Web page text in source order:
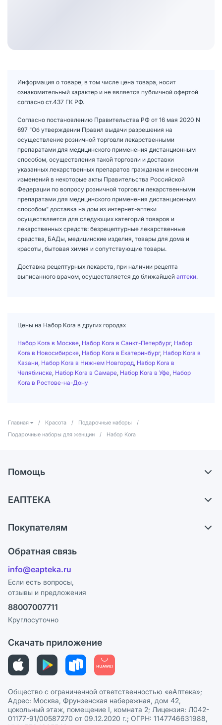
Информация о товаре, в том числе цена товара, носит
ознакомительный характер и не является публичной офертой
согласно ст.437 ГК РФ.
Согласно постановлению Правительства РФ от 16 мая 2020 N
697 "Об утверждении Правил выдачи разрешения на
осуществление розничной торговли лекарственными
препаратами для медицинского применения дистанционным
способом, осуществления такой торговли и доставки
указанных лекарственных препаратов гражданам и внесении
изменений в некоторые акты Правительства Российской
Федерации по вопросу розничной торговли лекарственными
препаратами для медицинского применения дистанционным
способом" доставка на дом из интернет-аптеки
осуществляется для следующих категорий товаров и
лекарственных средств: безрецептурные лекарственные
средства, БАДы, медицинские изделия, товары для дома и
красоты, бытовая химия и сопутствующие товары.
Доставка рецептурных лекарств, при наличии рецепта
выписанного врачом, осуществляется до ближайшей аптеки.
Цены на Набор Kora в других городах
Набор Kora в Москве Набор Kora в Санкт-Петербург, Набор
Kora в Новосибирске Набор Kora в Екатеринбург, Набор Kora в
Казани Набор Kora в Нижнем Новгород Набор Kora в
Челябинске Набор Kora в Самаре Набор Kora в Уфе Набор
Kora в Ростове-на-Дону
Главная / Красота / Подарочные наборы
/
Подарочные наборы для женщин
/ Набор Kora
Помощь
Самовывоз из аптек
Ответы на вопросы
Блог
ЕАПТЕКА
Карьера
Поставщики
Лицензия
Реклама на сайте
Ваши товары на ЕАПТЕКЕ
Покупателям
Программа СберСпасибо
Политика конфиденциальности
Пользовательское соглашение
Политика рекомендаций
Этика и соответствие
Политика в отношении обработки персональных данных
Обратная связь
info@eapteka.ru
Если есть вопросы,
отзывы и предложения
88007007711
Круглосуточно
Скачать приложение
Общество с ограниченной ответственностью «еАптека»;
Адрес: Москва, Фрунзенская набережная, дом 42,
цокольный этаж, помещение I, комната 2; Лицензия: Л042-
01177-91/00587270 от 09.12.2020 г.; ОГРН: 1147746631988,